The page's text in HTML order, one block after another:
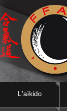
L'aïkido